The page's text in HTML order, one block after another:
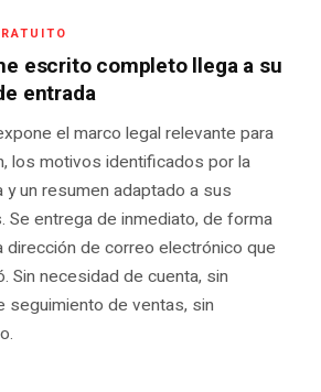
escrito completo llega a su
entrada
el marco legal relevante para
los motivos identificados por la
y un resumen adaptado a sus
Se entrega de inmediato, de forma
dirección de correo electrónico que
Sin necesidad de cuenta, sin
seguimiento de ventas, sin